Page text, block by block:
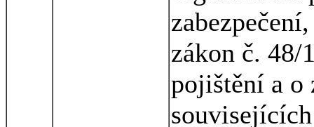
zákon č. 48/
pojištění a o